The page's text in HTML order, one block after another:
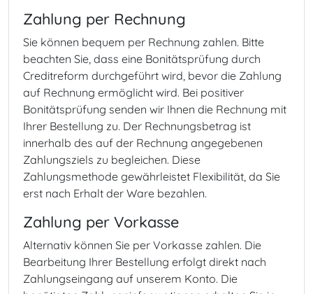
Zahlung per Rechnung
Sie können bequem per Rechnung zahlen. Bitte
beachten Sie, dass eine Bonitätsprüfung durch
Creditreform durchgeführt wird, bevor die Zahlung
auf Rechnung ermöglicht wird. Bei positiver
Bonitätsprüfung senden wir Ihnen die Rechnung mit
Ihrer Bestellung zu. Der Rechnungsbetrag ist
innerhalb des auf der Rechnung angegebenen
Zahlungsziels zu begleichen. Diese
Zahlungsmethode gewährleistet Flexibilität, da Sie
erst nach Erhalt der Ware bezahlen.
Zahlung per Vorkasse
Alternativ können Sie per Vorkasse zahlen. Die
Bearbeitung Ihrer Bestellung erfolgt direkt nach
Zahlungseingang auf unserem Konto. Die